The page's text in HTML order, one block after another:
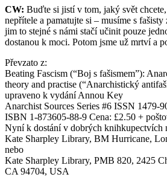
CW: Buďte si jistí v tom, jaký svět
nepřítele a pamatujte si – musíme s
jim to stejné s námi stačí učinit pouze
dostanou k moci. Potom jsme už mrtví a
Převzato z:
Beating Fascism (“Boj s fašismem”):
theory and practise (“Anarchistický
upraveno k vydání Annou Key
Anarchist Sources Series #6 ISSN 1479-
ISBN 1-873605-88-9 Cena: £2.50 +
Nyní k dostání v dobrých knihkupectvích
Kate Sharpley Library, BM Hurricane,
nebo
Kate Sharpley Library, PMB 820, 2425
CA 94704, USA